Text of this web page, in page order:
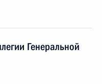
Генеральной